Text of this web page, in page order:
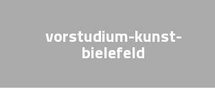
vorstudium-kunst-
bielefeld